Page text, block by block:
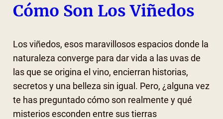
Cómo Son Los Viñedos
Los viñedos, esos maravillosos espacios donde la
naturaleza converge para dar vida a las uvas de
las que se origina el vino, encierran historias,
secretos y una belleza sin igual. Pero, ¿alguna vez
te has preguntado cómo son realmente y qué
misterios esconden entre sus tierras